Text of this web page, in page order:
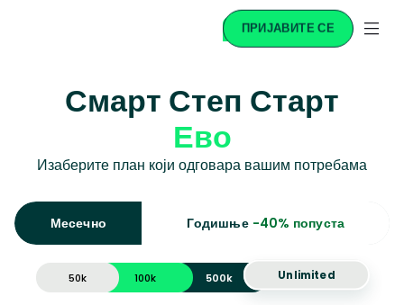
ПРИЈАВИТЕ СЕ
Смарт Степ Старт
Ево
Изаберите план који одговара вашим потребама
Месечно Годишње -40% попуста
50k 100k 500k Unlimited